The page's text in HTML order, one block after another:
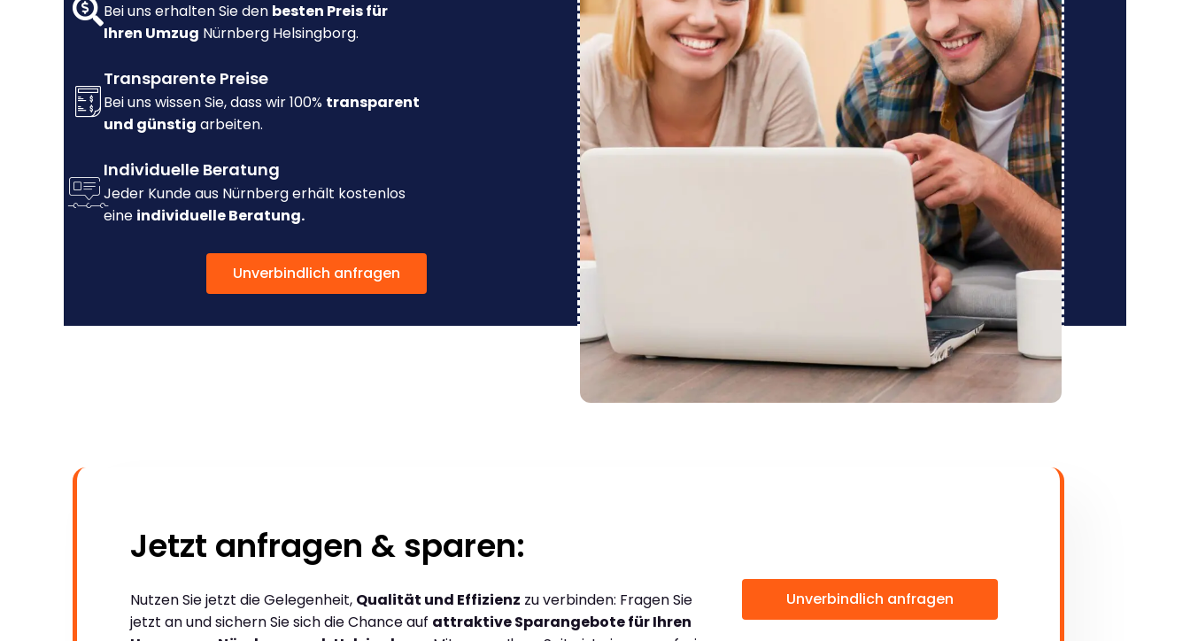
Bei uns erhalten Sie den besten Preis für
Ihren Umzug Nürnberg Helsingborg.
Transparente Preise
Bei uns wissen Sie, dass wir 100% transparent
und günstig arbeiten.
Individuelle Beratung
Jeder Kunde aus Nürnberg erhält kostenlos
eine individuelle Beratung.
Unverbindlich anfragen
Jetzt anfragen & sparen:
Nutzen Sie jetzt die Gelegenheit, Qualität und Effizienz zu verbinden: Fragen Sie
jetzt an und sichern Sie sich die Chance auf attraktive Sparangebote für Ihren
Unverbindlich anfragen